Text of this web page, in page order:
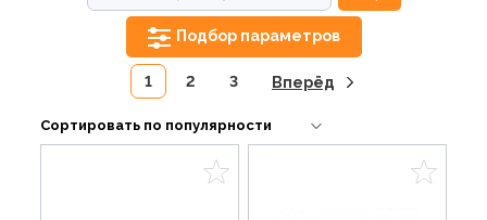
- Мини-бортик Mini-Plus, Fine-line magic
- Simple-line (силиконовый)
- Дженерикс
- 113 комплектующие
- 118 комплектующие
Подбор параметров
1 2 3 Вперёд